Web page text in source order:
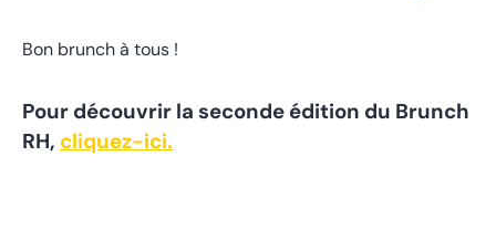
Bon brunch à tous !
Pour découvrir la seconde édition du Brunch
RH, cliquez-ici.